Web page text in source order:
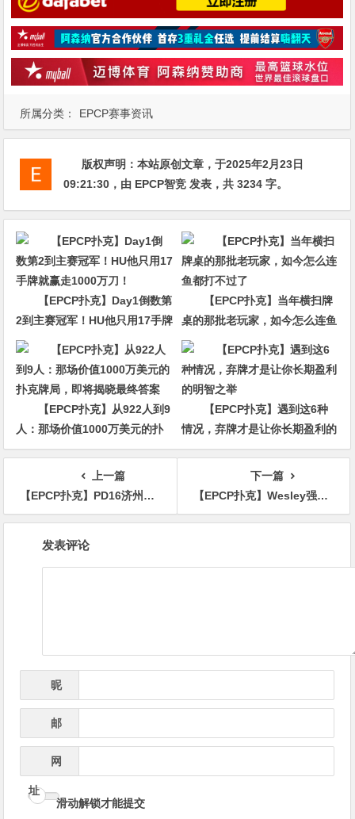
所属分类： EPCP赛事资讯
版权声明：本站原创文章，于2025年2月23日
09:21:30 ，由 EPCP智竞 发表，共 3234 字。
【EPCP扑克】Day1倒数第
2到主赛冠军！HU他只用17手牌
就赢走1000万刀！
【EPCP扑克】当年横扫牌
桌的那批老玩家，如今怎么连鱼
都打不过了
【EPCP扑克】从922人到9
人：那场价值1000万美元的扑
克牌局，即将揭晓最终答案
【EPCP扑克】遇到这6种
情况，弃牌才是让你长期盈利的
明智之举
上一篇
【EPCP扑克】PD16济州岛 | 李栋领衔27人晋级主赛事第三轮，豪客赛冠军Dietrich Fast领跑神秘赏金豪客赛第一轮
下一篇
【EPCP扑克】Wesley强势回归 HCL高额游戏再现风采
发表评论
昵
邮
网
址
滑动解锁才能提交